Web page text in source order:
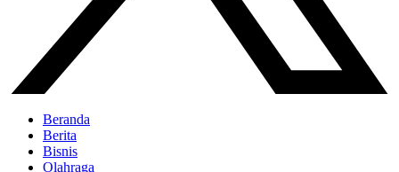
Beranda
Berita
Bisnis
Olahraga